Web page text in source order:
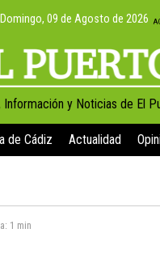
Domingo, 09 de Agosto de 2026
Información y Noticias de El
de Cádiz Actualidad
1 min